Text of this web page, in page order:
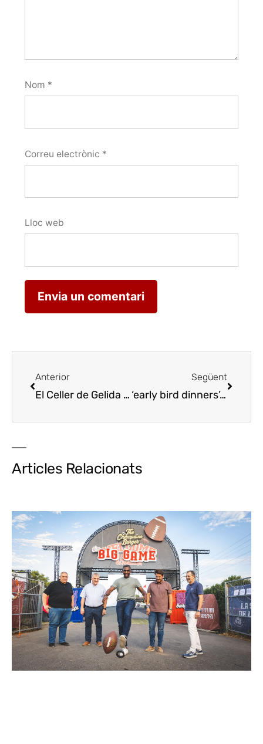
Nom *
Correu electrònic *
Lloc web
Anterior
El Celler de Gelida fa 125 anys plantant cara a la pandèmia
Següent
‘early bird dinners’, el suport de Como Pomona a l’hostaleria lleidatana
Articles Relacionats